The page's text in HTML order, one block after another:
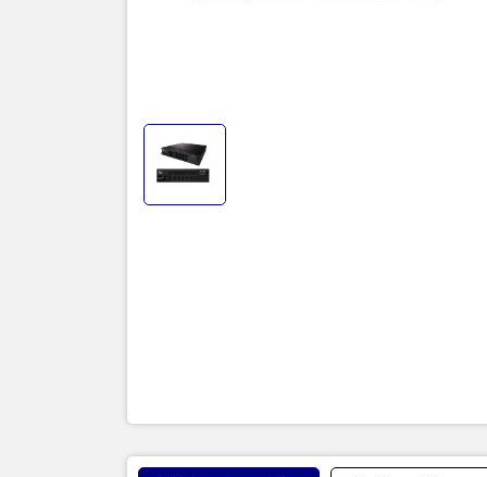
CNTT
cả trung
gồm cả
Dòng
Defined
những
Tạo
người
trên một
như ISR
mạng và
chi nhánh
Cisco